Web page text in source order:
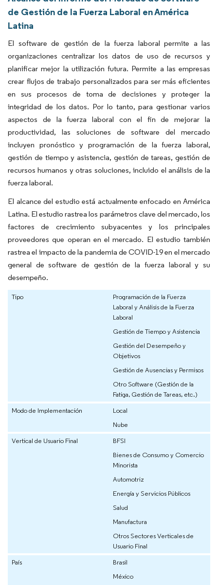
de Gestión de la Fuerza Laboral en América
Latina
El software de gestión de la fuerza laboral permite a las
organizaciones centralizar los datos de uso de recursos y
planificar mejor la utilización futura. Permite a las empresas
crear flujos de trabajo personalizados para ser más eficientes
en sus procesos de toma de decisiones y proteger la
integridad de los datos. Por lo tanto, para gestionar varios
aspectos de la fuerza laboral con el fin de mejorar la
productividad, las soluciones de software del mercado
incluyen pronóstico y programación de la fuerza laboral,
gestión de tiempo y asistencia, gestión de tareas, gestión de
recursos humanos y otras soluciones, incluido el análisis de la
fuerza laboral.
El alcance del estudio está actualmente enfocado en América
Latina. El estudio rastrea los parámetros clave del mercado, los
factores de crecimiento subyacentes y los principales
proveedores que operan en el mercado. El estudio también
rastrea el impacto de la pandemia de COVID-19 en el mercado
general de software de gestión de la fuerza laboral y su
desempeño.
Tipo
Programación de la Fuerza
Laboral y Análisis de la Fuerza
Laboral
Gestión de Tiempo y Asistencia
Gestión del Desempeño y
Objetivos
Gestión de Ausencias y Permisos
Otro Software (Gestión de la
Fatiga, Gestión de Tareas, etc.)
Modo de Implementación
Local
Nube
Vertical de Usuario Final
BFSI
Bienes de Consumo y Comercio
Minorista
Automotriz
Energía y Servicios Públicos
Salud
Manufactura
Otros Sectores Verticales de
Usuario Final
País
Brasil
México